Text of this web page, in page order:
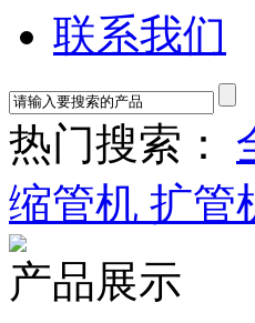
联系我们
热门搜索：
缩管机 扩管
产品展示